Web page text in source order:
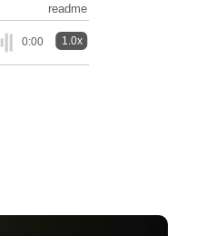
readme
0:00 1.0x